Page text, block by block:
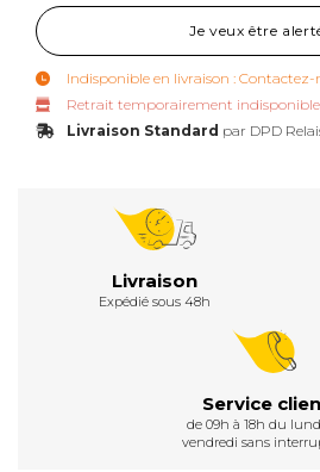
Je veux être
Indisponible en livraison : Contactez-
Retrait temporairement
Livraison Standard par DPD
Livraison
Expédié sous 48h
Service
de 09h à 18h du
vendredi sans